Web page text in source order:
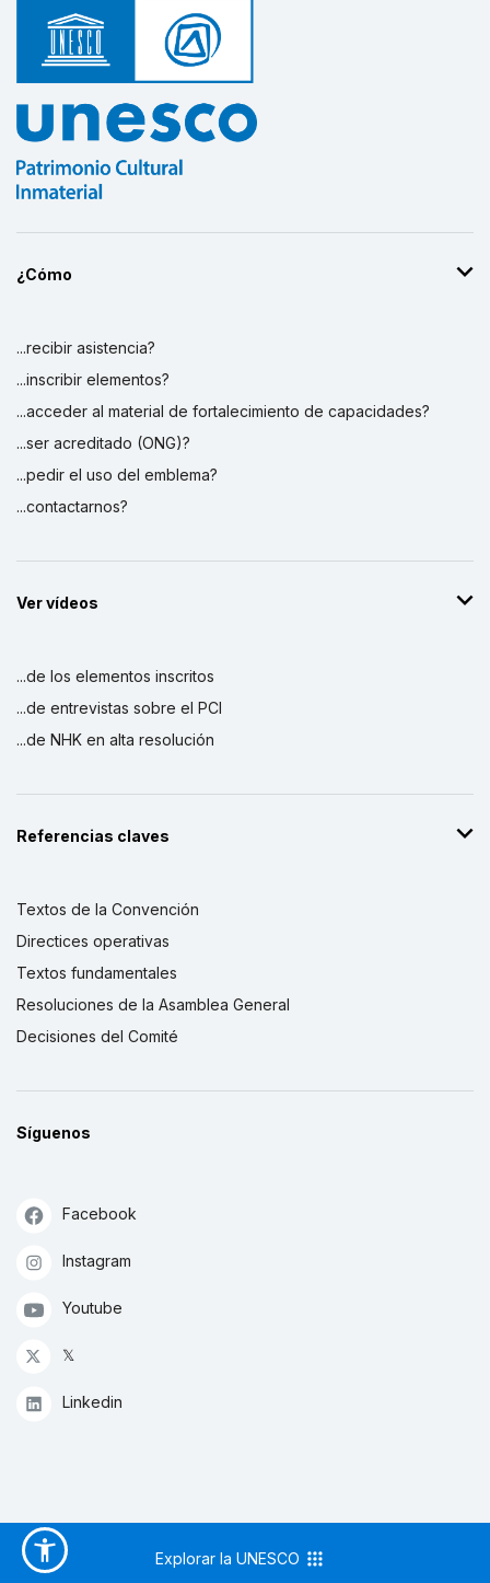
¿Cómo
...recibir asistencia?
...inscribir elementos?
...acceder al material de fortalecimiento de capacidades?
...ser acreditado (ONG)?
...pedir el uso del emblema?
...contactarnos?
Ver vídeos
...de los elementos inscritos
...de entrevistas sobre el PCI
...de NHK en alta resolución
Referencias claves
Textos de la Convención
Directices operativas
Textos fundamentales
Resoluciones de la Asamblea General
Decisiones del Comité
Síguenos
Facebook
Instagram
Youtube
𝕏
Linkedin
Explorar la UNESCO